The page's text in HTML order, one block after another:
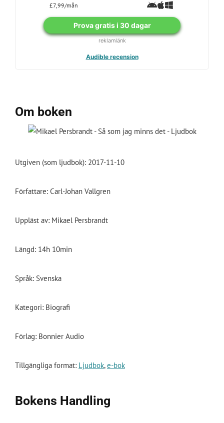
£7,99/mån
Prova gratis i 30 dagar
reklamlänk
Audible recension
Om boken
Utgiven (som ljudbok): 2017-11-10
Författare: Carl-Johan Vallgren
Uppläst av: Mikael Persbrandt
Längd: 14h 10min
Språk: Svenska
Kategori: Biografi
Förlag: Bonnier Audio
Tillgängliga format: Ljudbok,e-bok
Bokens Handling